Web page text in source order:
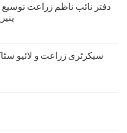
دفتر نائب ناظم زراعت توسیع
سیکرٹری زراعت و لائیو